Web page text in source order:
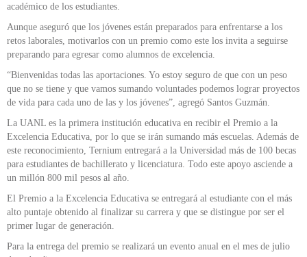
académico de los estudiantes.
Aunque aseguró que los jóvenes están preparados para enfrentarse a los
retos laborales, motivarlos con un premio como este los invita a seguirse
preparando para egresar como alumnos de excelencia.
“Bienvenidas todas las aportaciones. Yo estoy seguro de que con un peso
que no se tiene y que vamos sumando voluntades podemos lograr proyectos
de vida para cada uno de las y los jóvenes”, agregó Santos Guzmán.
La UANL es la primera institución educativa en recibir el Premio a la
Excelencia Educativa, por lo que se irán sumando más escuelas. Además de
este reconocimiento, Ternium entregará a la Universidad más de 100 becas
para estudiantes de bachillerato y licenciatura. Todo este apoyo asciende a
un millón 800 mil pesos al año.
El Premio a la Excelencia Educativa se entregará al estudiante con el más
alto puntaje obtenido al finalizar su carrera y que se distingue por ser el
primer lugar de generación.
Para la entrega del premio se realizará un evento anual en el mes de julio